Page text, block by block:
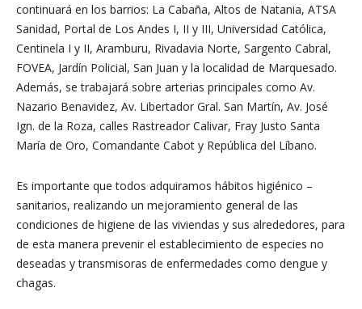
continuará en los barrios: La Cabaña, Altos de Natania, ATSA
Sanidad, Portal de Los Andes I, II y III, Universidad Católica,
Centinela I y II, Aramburu, Rivadavia Norte, Sargento Cabral,
FOVEA, Jardín Policial, San Juan y la localidad de Marquesado.
Además, se trabajará sobre arterias principales como Av.
Nazario Benavidez, Av. Libertador Gral. San Martín, Av. José
Ign. de la Roza, calles Rastreador Calivar, Fray Justo Santa
María de Oro, Comandante Cabot y República del Líbano.
Es importante que todos adquiramos hábitos higiénico –
sanitarios, realizando un mejoramiento general de las
condiciones de higiene de las viviendas y sus alrededores, para
de esta manera prevenir el establecimiento de especies no
deseadas y transmisoras de enfermedades como dengue y
chagas.